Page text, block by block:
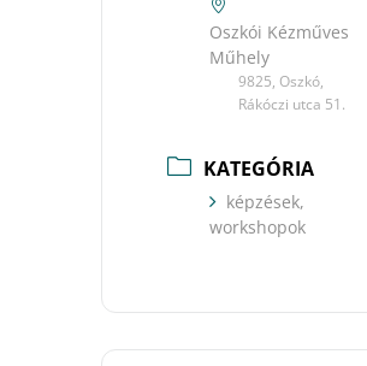
Oszkói Kézműves
Műhely
9825, Oszkó,
Rákóczi utca 51.
KATEGÓRIA
képzések,
workshopok